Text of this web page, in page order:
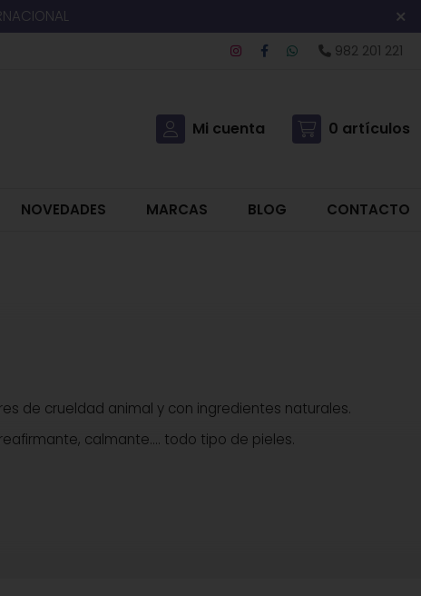
982 201 221
Mi cuenta 0 artículos
NOVEDADES MARCAS BLOG CONTACTO
de crueldad animal y con ingredientes naturales.
calmante.... todo tipo de pieles.